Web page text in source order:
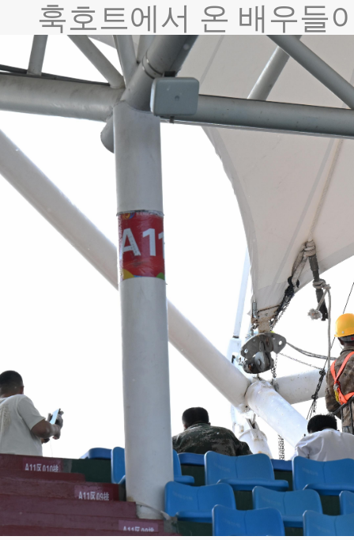
훅호트에서 온 배우들